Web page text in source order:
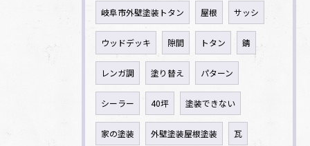
岐阜市外壁塗装トタン 屋根 サッシ
ウッドデッキ 隙間 トタン 錆
レンガ調 塗り替え パターン
シーラー 40坪 塗装できない
家の塗装 外壁塗装屋根塗装 瓦